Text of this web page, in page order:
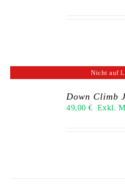
Nicht auf
Down Climb
49,00€ Exkl.